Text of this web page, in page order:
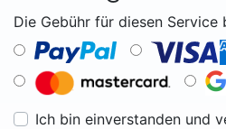
Die Gebühr für diesen Service
Ich bin einverstanden und